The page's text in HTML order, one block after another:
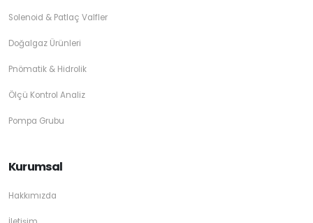
Solenoid & Patlaç Valfler
Doğalgaz Ürünleri
Pnömatik & Hidrolik
Ölçü Kontrol Analiz
Pompa Grubu
Kurumsal
Hakkımızda